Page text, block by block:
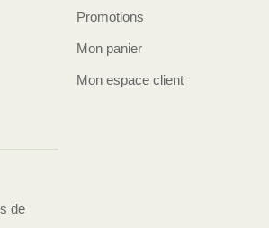
Promotions
Mon panier
Mon espace client
de